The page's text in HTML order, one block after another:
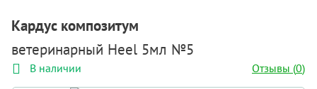
Кардус композитум
ветеринарный Heel 5мл №5
В наличии Отзывы (0)